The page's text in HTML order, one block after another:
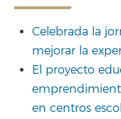
Celebrada la
mejorar la
El proyecto
en centros